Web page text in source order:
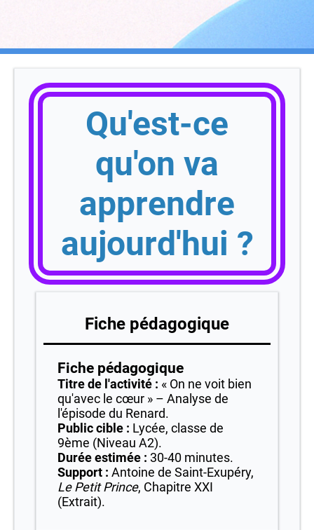
Qu'est-ce
qu'on va
apprendre
aujourd'hui ?
Fiche pédagogique
Fiche pédagogique
Titre de l'activité : « On ne voit bien
qu'avec le cœur » – Analyse de
l'épisode du Renard.
Public cible : Lycée, classe de
9ème (Niveau A2).
Durée estimée : 30-40 minutes.
Support : Antoine de Saint-Exupéry,
Le Petit Prince, Chapitre XXI
(Extrait).